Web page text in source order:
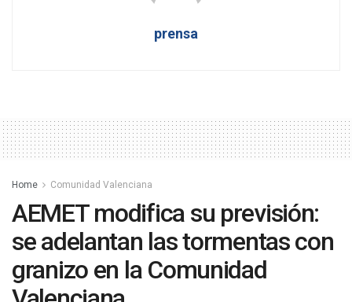
prensa
Home Comunidad Valenciana
AEMET modifica su previsión:
se adelantan las tormentas con
granizo en la Comunidad